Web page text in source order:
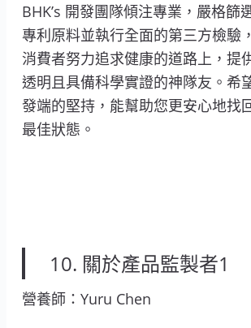
BHK’s 開發團隊傾注專業，嚴格篩
專利原料並執行全面的第三方檢驗
消費者努力追求健康的道路上，提
透明且具備科學實證的神隊友。希
發端的堅持，能幫助您更安心地找
最佳狀態。
10. 關於產品監製者1
營養師：Yuru Chen